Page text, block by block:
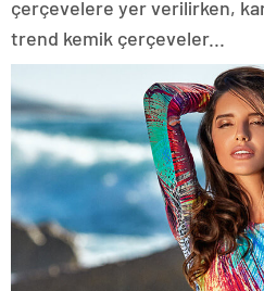
çerçevelere yer verilirken,
trend kemik çerçeveler...